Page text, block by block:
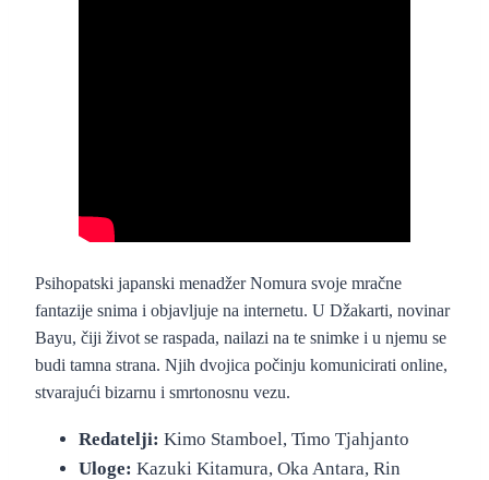
“Killers” (2014.)
Psihopatski japanski menadžer Nomura svoje mračne
fantazije snima i objavljuje na internetu. U Džakarti, novinar
Bayu, čiji život se raspada, nailazi na te snimke i u njemu se
budi tamna strana. Njih dvojica počinju komunicirati online,
stvarajući bizarnu i smrtonosnu vezu.
Redatelji: Kimo Stamboel, Timo Tjahjanto
Uloge: Kazuki Kitamura, Oka Antara, Rin